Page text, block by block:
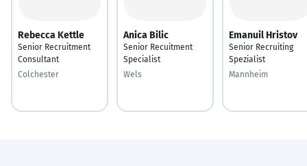
Rebecca Kettle
Senior Recruitment
Consultant
Colchester
Anica Bilic
Senior Recuitment
Specialist
Wels
Emanuil Hristov
Senior Recruiting
Spezialist
Mannheim